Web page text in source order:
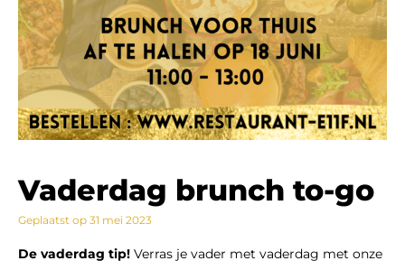
Vaderdag brunch to-go
Geplaatst op 31 mei 2023
De vaderdag tip! Verras je vader met vaderdag met onze